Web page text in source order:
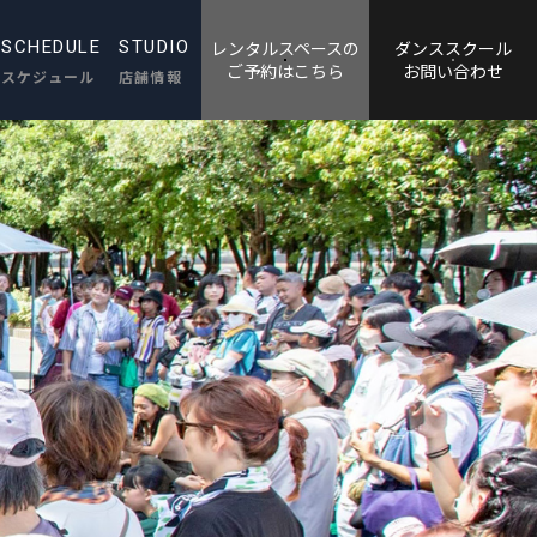
SCHEDULE
スケジュール
STUDIO
店舗情報
レンタルスペースの
​​​​​​​ご予約はこちら
ダンススクール
​​​​​​​お問い合わせ